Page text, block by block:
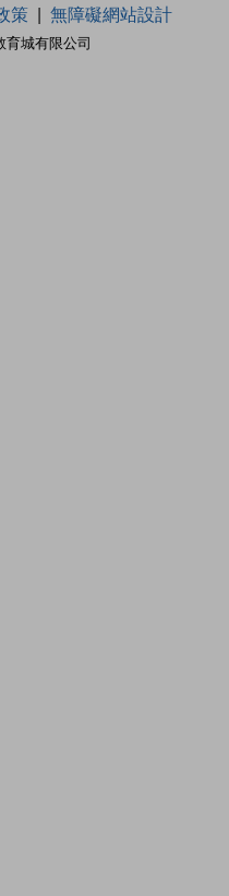
城有限公司
策 無障礙網站設計